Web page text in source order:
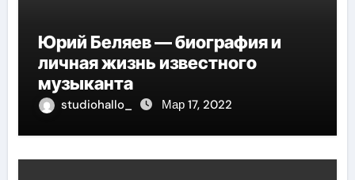
Юрий Беляев — биография и
личная жизнь известного
музыканта
studiohallo_ Мар 17, 2022